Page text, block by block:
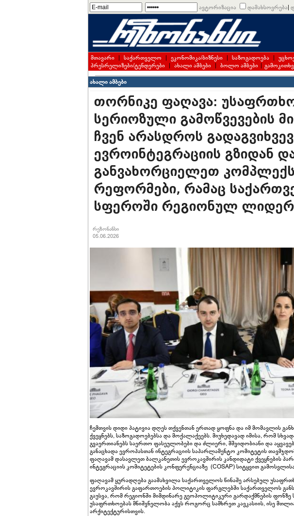
ავტორიზაცია დამახსოვრება|
მთავარი | საქართველო | ეკონომიკა/ბიზნესი | საზოგადოება |
პრესრელიზები/ტენდერები | ახალი ამბები | ბოლო ამბები |
ახალი ამბები
თორნიკე ფაღავა:
სერიოზული გამოწვევების
ჩვენ არასდროს
ევროინტეგრაციის გზიდან
განვახორციელეთ
რეფორმები, რამაც
სფეროში რეგიონულ
რეზონანსი
05.06.2026
ჩემთვის დიდი პატივია დღეს თქვენთან ერთად ყოფნა და იმ მომავლის
ქვეყნებს, საზოგადოებებსა და მოქალაქეებს. მიუხედავად იმისა, რომ
გვაერთიანებს საერთო ფასეულობები და ძლიერი, მშვიდობიანი და
განაცხადა ევროპასთან ინტეგრაციის საპარლამენტო კომიტეტის
ფაღავამ დასავლეთ ბალკანეთის ევროკავშირის კანდიდატი ქვეყნების
ინტეგრაციის კომიტეტების კონფერენციაზე (COSAP) სიტყვით
ფაღავამ ყურადღება გაამახვილა საქართველოს წინაშე არსებულ
ევროკავშირის გაფართოების პოლიტიკის ფარგლებში საქართველოს
გაუსვა, რომ რეგიონში მიმდინარე გეოპოლიტიკური გარდაქმნების
უსაფრთხოებას მნიშვნელობა აქვს როგორც სამხრეთ კავკასიის, ისე
არქიტექტურისთვის.